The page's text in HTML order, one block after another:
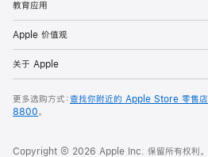
教育应用
Apple 价值观
关于 Apple
更多选购方式：查找你附近的 Apple Store 零售店
8800。
Copyright © 2026 Apple Inc. 保留所有权利。